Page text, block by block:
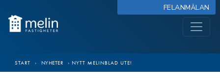
FELANMÄLAN
START › NYHETER › NYTT MELINBLAD UTE!